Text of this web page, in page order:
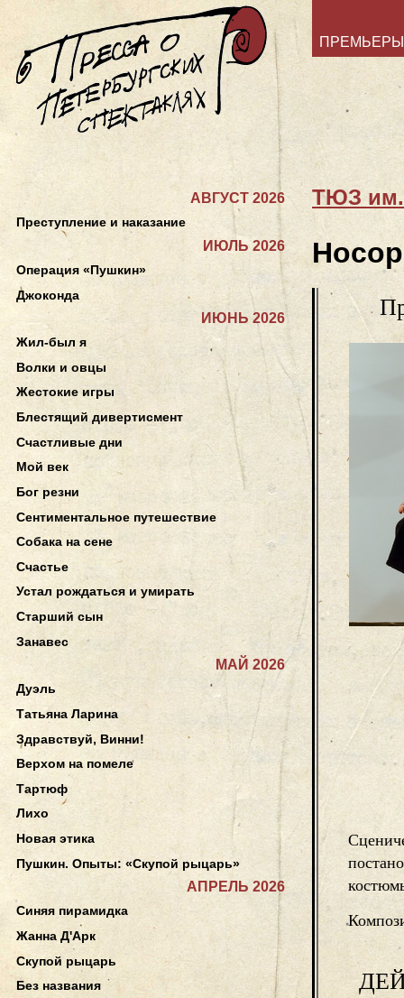
ПРЕМЬЕРЫ
ТЮЗ им.
АВГУСТ 2026
Преступление и наказание
ИЮЛЬ 2026
Операция «Пушкин»
Джоконда
ИЮНЬ 2026
Жил-был я
Волки и овцы
Жестокие игры
Блестящий дивертисмент
Счастливые дни
Мой век
Бог резни
Сентиментальное путешествие
Собака на сене
Счастье
Устал рождаться и умирать
Старший сын
Занавес
МАЙ 2026
Дуэль
Татьяна Ларина
Здравствуй, Винни!
Верхом на помеле
Тартюф
Лихо
Новая этика
Пушкин. Опыты: «Скупой рыцарь»
АПРЕЛЬ 2026
Синяя пирамидка
Жанна Д'Арк
Скупой рыцарь
Без названия